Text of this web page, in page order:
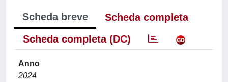
Scheda breve
Scheda completa
Scheda completa (DC)
Anno
2024